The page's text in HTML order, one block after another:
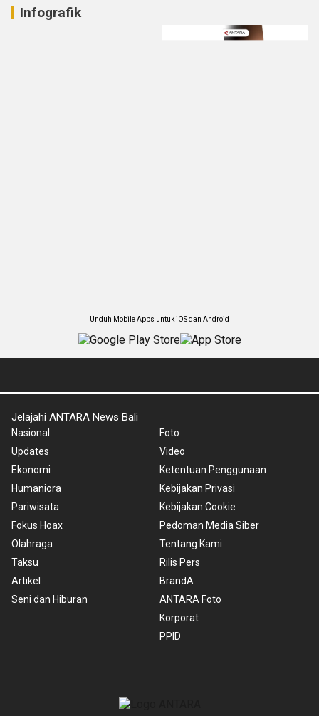
Infografik
Unduh Mobile Apps untuk iOS dan Android
Jelajahi ANTARA News Bali
Nasional
Updates
Ekonomi
Humaniora
Pariwisata
Fokus Hoax
Olahraga
Taksu
Artikel
Seni dan Hiburan
Foto
Video
Ketentuan Penggunaan
Kebijakan Privasi
Kebijakan Cookie
Pedoman Media Siber
Tentang Kami
Rilis Pers
BrandA
ANTARA Foto
Korporat
PPID